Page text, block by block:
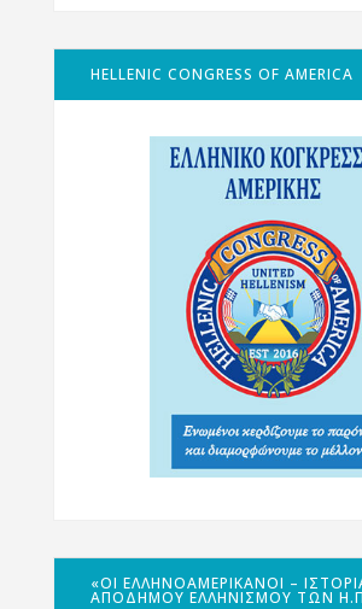
HELLENIC CONGRESS OF AMERICA
«ΟΙ ΕΛΛΗΝΟΑΜΕΡΙΚΑΝΟΊ –
ΑΠΌΔΗΜΟΥ ΕΛΛΗΝΙΣΜΟΎ ΤΩΝ